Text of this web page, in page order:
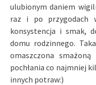
ulubionym daniem
raz i po przygodach
konsystencja i smak,
domu rodzinnego.
omaszczona
pochłania co najmniej
innych potraw:)